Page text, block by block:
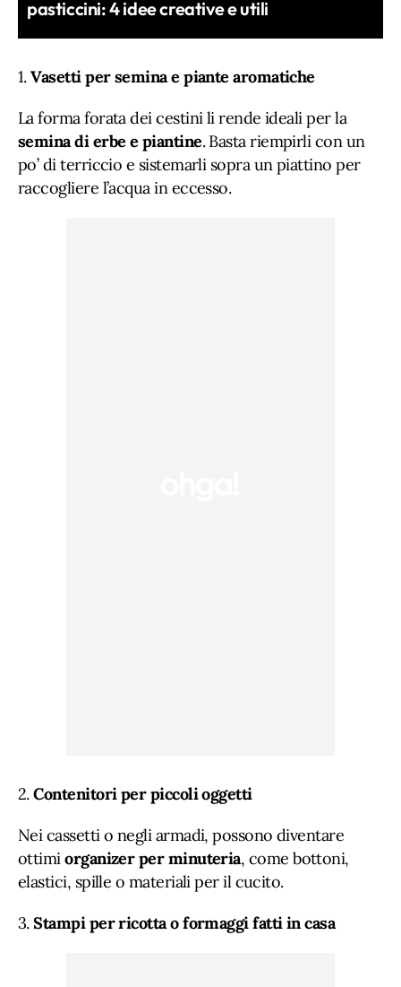
pasticcini: 4 idee creative e utili
1.Vasetti per semina e piante aromatiche
La forma forata dei cestini li rende ideali per la
semina di erbe e piantine. Basta riempirli con un
po’ di terriccio e sistemarli sopra un piattino per
raccogliere l’acqua in eccesso.
2.Contenitori per piccoli oggetti
Nei cassetti o negli armadi, possono diventare
ottimiorganizer per minuteria, come bottoni,
elastici, spille o materiali per il cucito.
3.Stampi per ricotta o formaggi fatti in casa